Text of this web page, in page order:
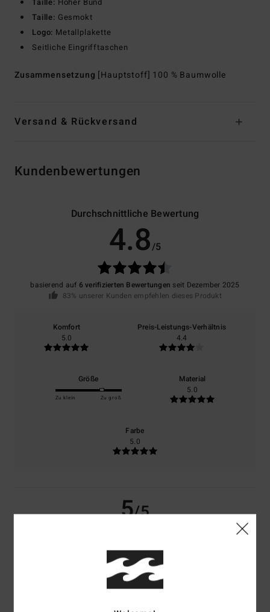
Taille: Hoher Bund
Taille: Gesmokt
Logo: Metallplakette
Seitliche Eingrifftaschen
Zusammensetzung [Hauptstoff] 100 % Baumwolle
Versand & Rückversand
Kundenbewertungen
Durchschnittliche Bewertung
4.8/5
basierend auf 6 verifizierten Bewertungen seit Dezember 2025
83% unserer Kunden empfehlen dieses Produkt
Komfort
5.0
Preis-Leistungs-Verhältnis
4.4
Größe
Zu klein Zu groß
Material
5.0
Farbe
5.0
5/5